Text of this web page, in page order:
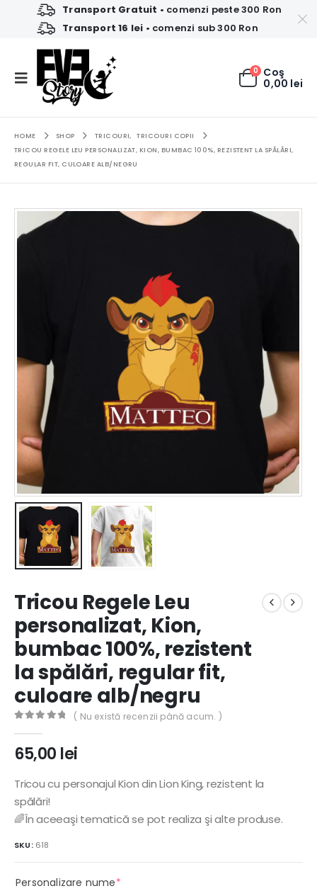
Transport Gratuit • comenzi peste 300 Ron
Transport 16 lei • comenzi sub 300 Ron
0 Coş
0,00 lei
HOME SHOP TRICOURI,
TRICOURI COPII
TRICOU REGELE LEU PERSONALIZAT, KION, BUMBAC 100%, REZISTENT LA SPĂLĂRI,
REGULAR FIT, CULOARE ALB/NEGRU
Tricou Regele Leu
personalizat, Kion,
bumbac 100%, rezistent
la spălări, regular fit,
culoare alb/negru
( Nu există recenzii până acum. )
65,00 lei
Tricou cu personajul Kion din Lion King, rezistent la
spălări!
🌈În aceeaşi tematică se pot realiza şi alte produse.
SKU: 618
Personalizare nume*(required)